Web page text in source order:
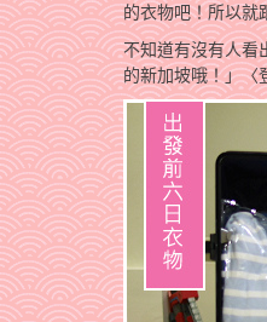
的衣物吧！所以就
不知道有沒有人看
的新加坡哦！」〈